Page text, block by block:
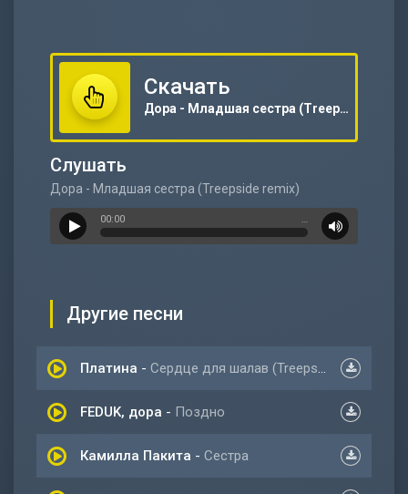
Скачать
Дора - Младшая сестра (Treepside remix)
Слушать
Дора - Младшая сестра (Treepside remix)
00:00 …
Другие песни
Платина - Сердце для шалав (Treepside Remix)
FEDUK, дора - Поздно
Камилла Пакита - Сестра